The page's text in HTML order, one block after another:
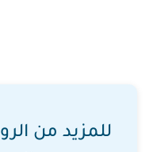
للمزيد من